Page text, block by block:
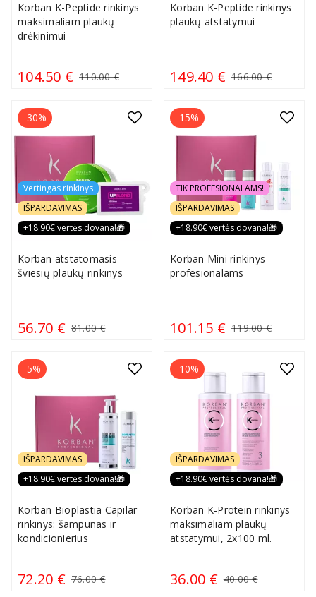
Korban K-Peptide rinkinys
maksimaliam plaukų
drėkinimui
104.50 € 110.00 €
Korban K-Peptide rinkinys
plaukų atstatymui
149.40 € 166.00 €
Vertingas rinkinys
IŠPARDAVIMAS
+18.90€ vertės dovana!🎁
Korban atstatomasis
šviesių plaukų rinkinys
56.70 € 81.00 €
-30%
TIK PROFESIONALAMS!
IŠPARDAVIMAS
+18.90€ vertės dovana!🎁
Korban Mini rinkinys
profesionalams
101.15 € 119.00 €
-15%
IŠPARDAVIMAS
+18.90€ vertės dovana!🎁
Korban Bioplastia Capilar
rinkinys: šampūnas ir
kondicionierius
72.20 € 76.00 €
-5%
IŠPARDAVIMAS
+18.90€ vertės dovana!🎁
Korban K-Protein rinkinys
maksimaliam plaukų
atstatymui, 2x100 ml.
36.00 € 40.00 €
-10%